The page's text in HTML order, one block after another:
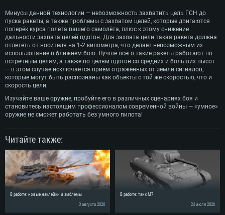
Видеокарта с поддержкой DirectX 11 и выше: Nvidia GeForce 1060 и
выше, Radeon RX 570 и выше
Сеть: Широкополосное подключение к Интернету
Место на жестком диске: 75.9 Гб
Видеокарта: Radeon Vega II и выше с поддержкой Metal
Место на жестком диске: 75.9 Гб
Оперативная память: 16 Гб
Видеокарта: NVIDIA GeForce 1060 со свежими проприетарными
драйверами (не старее 6 месяцев) / Radeon RX 570 со свежими
проприетарными драйверами (не старее 6 месяцев) с поддержкой
Vulkan
Место на жестком диске: 75.9 Гб
Минусы данной технологии — невозможность захватить цель ГСН до
пуска ракеты, а также проблемы с захватом целей, которые двигаются
поперёк курса полёта вашего самолёта, плюс к этому снижение
дальности захвата целей вдогон. Для захвата цели такая ракета должна
отлететь от носителя на 1-2 километра, что делает невозможным их
использование в ближнем бою. Лучше всего такие ракеты работают по
встречным целям, а также по целям вдогон со средних и больших высот
— в этом случае исключается приём отражённых от земли сигналов,
которые могут быть распознаны как объекты с той же скоростью, что и
скорость цели.
Изучайте ваше оружие, пробуйте его в различных сценариях боя и
становитесь настоящим профессионалом современной войны — «умное»
оружие не сможет работать без умного пилота!
Читайте также:
В работе: новые наклейки и эмблемы
3 августа 2026
В работе: танк M7
24 июля 2026